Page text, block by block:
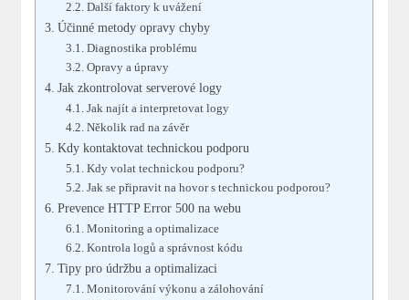
Další faktory k uvážení
Účinné metody opravy chyby
Diagnostika problému
Opravy a úpravy
Jak zkontrolovat serverové logy
Jak najít a interpretovat logy
Několik rad na závěr
Kdy kontaktovat technickou podporu
Kdy volat technickou podporu?
Jak se připravit na hovor s technickou podporou?
Prevence HTTP Error 500 na webu
Monitoring a optimalizace
Kontrola logů a správnost kódu
Tipy pro údržbu a optimalizaci
Monitorování výkonu a zálohování